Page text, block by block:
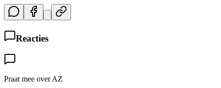
Reacties
Praat mee over AZ